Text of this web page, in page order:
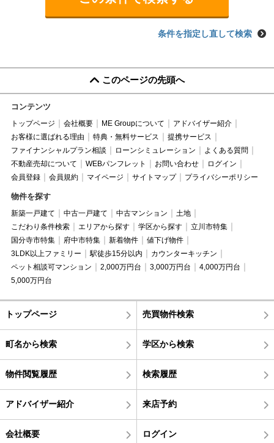
条件を指定し直して検索
このページの先頭へ
コンテンツ
トップページ 会社概要 ME Groupについて
アドバイザー紹介
お客様に選ばれる理由
特典・無料サービス
提携サービス
ファイナンシャルプラン相談
ローンシミュレーション
よくある質問
不動産売却について
WEBパンフレット お問い合わせ
ログイン
会員登録
会員規約 マイページ サイトマップ プライバシーポリシー
物件を探す
新築一戸建て 中古一戸建て 中古マンション
土地
こだわり条件検索
エリアから探す 学区から探す
立川市特集
国分寺市特集
府中市特集 新着物件
値下げ物件
3LDK以上ファミリー
駅徒歩15分以内
カウンターキッチン
ペット相談可マンション
2,000万円台 3,000万円台
4,000万円台
5,000万円台
トップページ 売買物件検索
町名から検索 学区から検索
物件閲覧履歴 検索履歴
アドバイザー紹介 来店予約
会社概要 ログイン